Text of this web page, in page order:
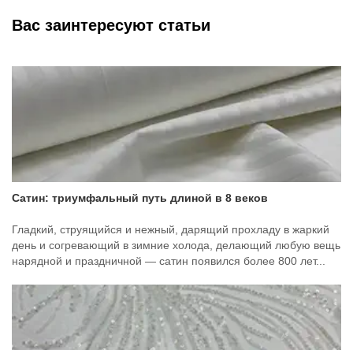
Вас заинтересуют статьи
Сатин: триумфальный путь длиной в 8 веков
Гладкий, струящийся и нежный, дарящий прохладу в жаркий
день и согревающий в зимние холода, делающий любую вещь
нарядной и праздничной — сатин появился более 800 лет...